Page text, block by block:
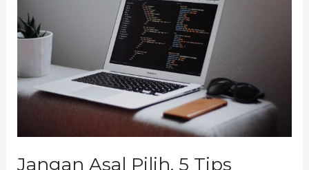
Jangan Asal Pilih, 5 Tips
Tentukan
Jasa
Pembuatan
Blog
Berkualitas